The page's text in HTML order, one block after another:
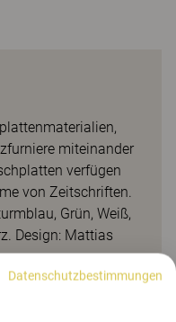
miteinander
verfügen
von Zeitschriften.
Grün, Weiß,
Design: Mattias
Datenschutzbestimmungen